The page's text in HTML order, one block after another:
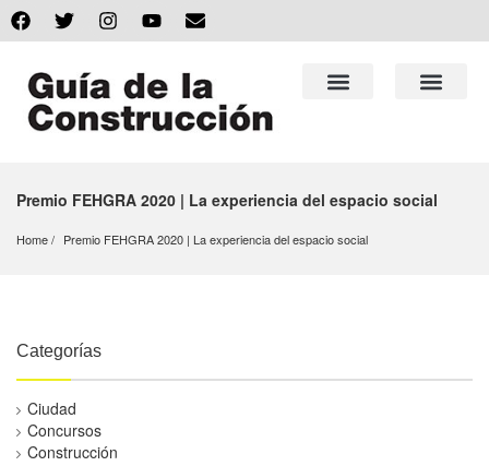
Premio FEHGRA 2020 | La experiencia del espacio social
Home Premio FEHGRA 2020 | La experiencia del espacio social
Categorías
Ciudad
Concursos
Construcción